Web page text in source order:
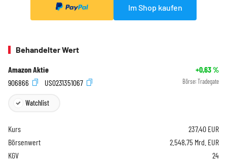
Im Shop kaufen
Behandelter Wert
Amazon Aktie +0,63%
906866
US0231351067 Börse: Tradegate
Watchlist
Kurs 237,40 EUR
Börsenwert
2.548,75 Mrd. EUR
KGV
24